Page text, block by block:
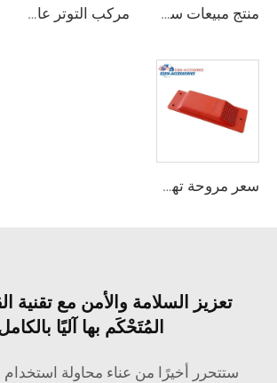
منتج مبيعات ساخنة معدات ربط حاوية الزاوية القفل مركب التوتر عالي الجودة القياسية وفقًا لمعيار ISO للحاويات
سعر مروحة تهوية الحاويات مروحة عادم حاويات الشحن
تعزيز السلامة والأمن مع تقنية
المُتَحْكَم بها آليًا
ستتحرر أخيرًا من عناء محاولة